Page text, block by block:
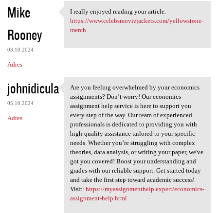
Mike
Rooney
03.10.2024
Adres
I really enjoyed reading your
I really enjoyed reading your article.
https://www.celebsmoviejackets.com/yellowstone-
merch
johnidicula
05.10.2024
Adres
Are you feeling overwhelmed
Are you feeling overwhelmed by your economics
assignments? Don’t worry! Our economics
assignment help service is here to support you
every step of the way. Our team of experienced
professionals is dedicated to providing you with
high-quality assistance tailored to your specific
needs. Whether you’re struggling with complex
theories, data analysis, or writing your paper, we've
got you covered! Boost your understanding and
grades with our reliable support. Get started today
and take the first step toward academic success!
Visit: https://myassignmenthelp.expert/economics-
assignment-help.html